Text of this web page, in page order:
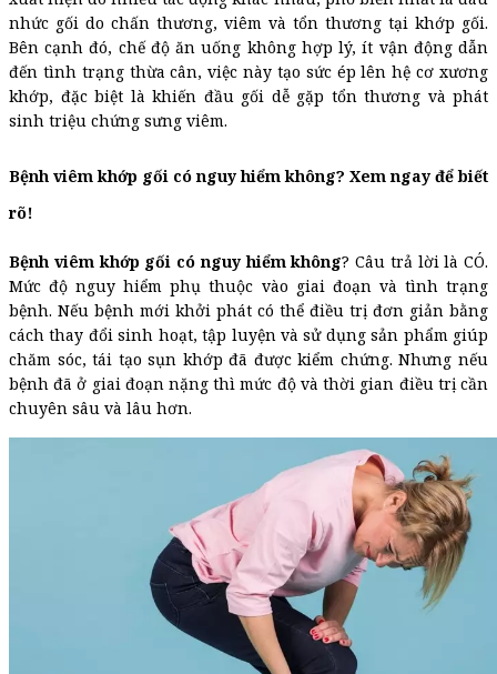
nhức gối do chấn thương, viêm và tổn thương tại khớp gối.
Bên cạnh đó, chế độ ăn uống không hợp lý, ít vận động dẫn
đến tình trạng thừa cân, việc này tạo sức ép lên hệ cơ xương
khớp, đặc biệt là khiến đầu gối dễ gặp tổn thương và phát
sinh triệu chứng sưng viêm.
Bệnh viêm khớp gối có nguy hiểm không? Xem ngay để biết
rõ!
Bệnh viêm khớp gối có nguy hiểm không? Câu trả lời là CÓ.
Mức độ nguy hiểm phụ thuộc vào giai đoạn và tình trạng
bệnh. Nếu bệnh mới khởi phát có thể điều trị đơn giản bằng
cách thay đổi sinh hoạt, tập luyện và sử dụng sản phẩm giúp
chăm sóc, tái tạo sụn khớp đã được kiểm chứng. Nhưng nếu
bệnh đã ở giai đoạn nặng thì mức độ và thời gian điều trị cần
chuyên sâu và lâu hơn.